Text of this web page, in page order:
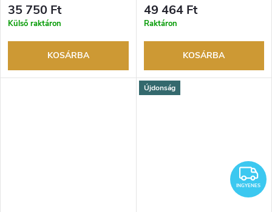
visszaküldési lehetőség. Hivatalos
márkakereskedő.
35 750 Ft
Külső raktáron
KOSÁRBA
visszaküldési lehetőség. Hivatalos
márkakereskedő.
49 464 Ft
Raktáron
KOSÁRBA
Újdonság
INGYENES